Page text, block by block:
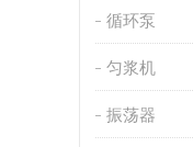
循环泵
匀浆机
振荡器